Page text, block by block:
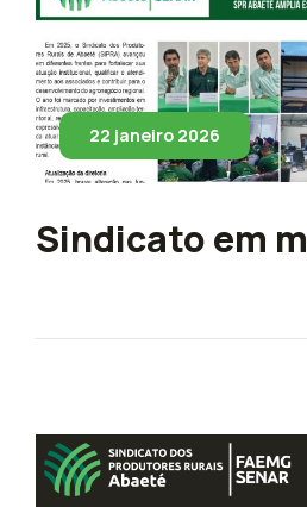
22 janeiro 2026
Sindicato em